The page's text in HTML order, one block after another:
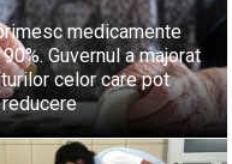
medicamente
Guvernul a majorat
celor care pot